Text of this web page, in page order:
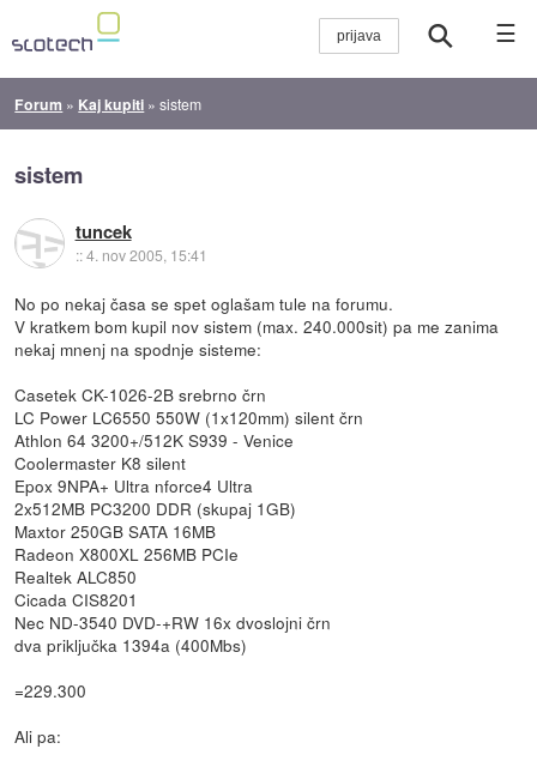
☰
Forum » Kaj kupiti »sistem
sistem
tuncek
::4. nov 2005, 15:41
No po nekaj časa se spet oglašam tule na forumu.
V kratkem bom kupil nov sistem (max. 240.000sit) pa me zanima
nekaj mnenj na spodnje sisteme:
Casetek CK-1026-2B srebrno črn
LC Power LC6550 550W (1x120mm) silent črn
Athlon 64 3200+/512K S939 - Venice
Coolermaster K8 silent
Epox 9NPA+ Ultra nforce4 Ultra
2x512MB PC3200 DDR (skupaj 1GB)
Maxtor 250GB SATA 16MB
Radeon X800XL 256MB PCIe
Realtek ALC850
Cicada CIS8201
Nec ND-3540 DVD-+RW 16x dvoslojni črn
dva priključka 1394a (400Mbs)
=229.300
Ali pa: